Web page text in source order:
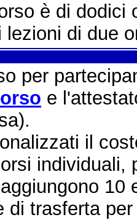
è di dodici
di due
per
e
il
individuali,
10
di trasferta